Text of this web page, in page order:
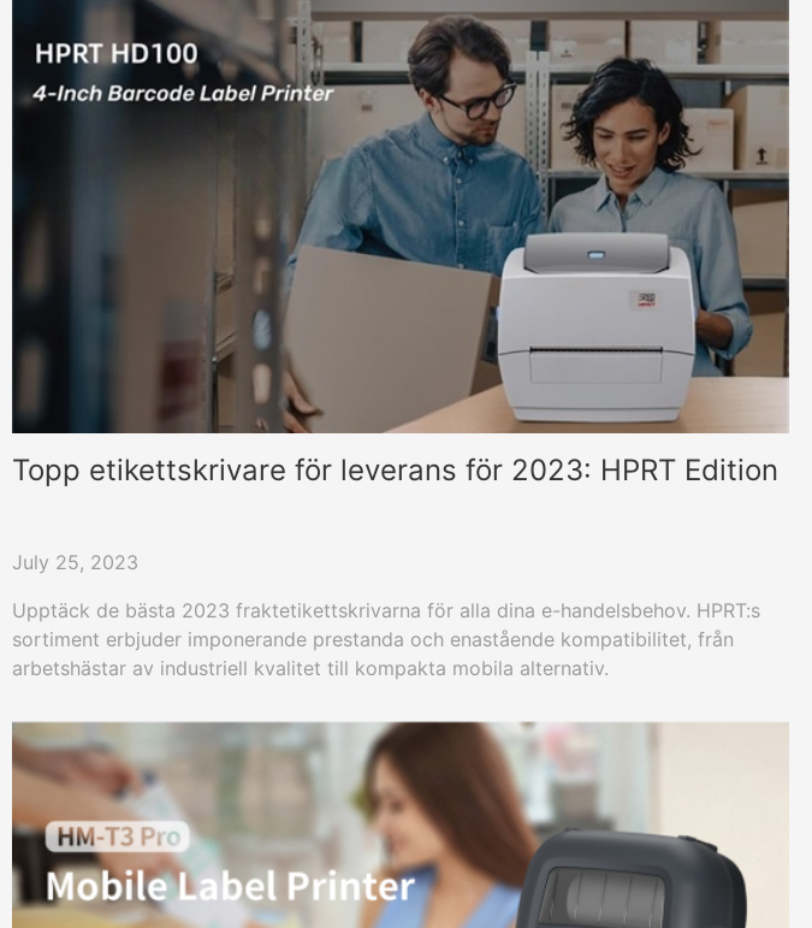
Topp etikettskrivare för leverans för 2023: HPRT Edition
July 25, 2023
Upptäck de bästa 2023 fraktetikettskrivarna för alla dina e-handelsbehov. HPRT:s
sortiment erbjuder imponerande prestanda och enastående kompatibilitet, från
arbetshästar av industriell kvalitet till kompakta mobila alternativ.